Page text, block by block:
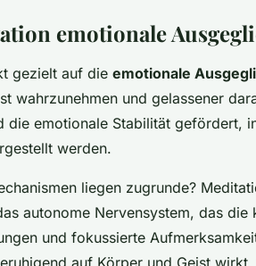
emotionale
gezielt auf die emotionale
wahrzunehmen und gelassener
die emotionale Stabilität gefördert,
werden.
liegen zugrunde?
autonome Nervensystem, das
und fokussierte
auf Körper und Geist